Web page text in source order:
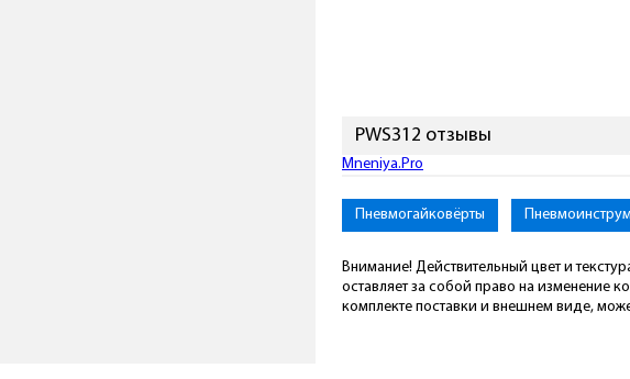
PWS312 отзывы
Подключиться к Mneniya.Pro
Пневмогайковёрты
Внимание! Действительный цвет и
оставляет за собой право на изменение
комплекте поставки и внешнем виде,